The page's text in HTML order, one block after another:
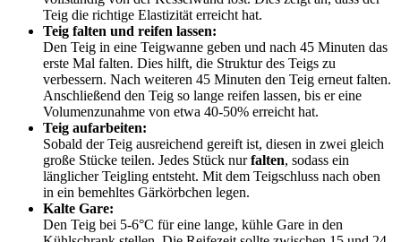
Teig die richtige Elastizität erreicht hat.
Teig falten und reifen lassen:
Den Teig in eine Teigwanne geben und nach 45 Minuten das
erste Mal falten. Dies hilft, die Struktur des Teigs zu
verbessern. Nach weiteren 45 Minuten den Teig erneut falten.
Anschließend den Teig so lange reifen lassen, bis er eine
Volumenzunahme von etwa 40-50% erreicht hat.
Teig aufarbeiten:
Sobald der Teig ausreichend gereift ist, diesen in zwei gleich
große Stücke teilen. Jedes Stück nurfalten, sodass ein
länglicher Teigling entsteht. Mit dem Teigschluss nach oben
in ein bemehltes Gärkörbchen legen.
Kalte Gare:
Den Teig bei 5-6°C für eine lange, kühle Gare in den